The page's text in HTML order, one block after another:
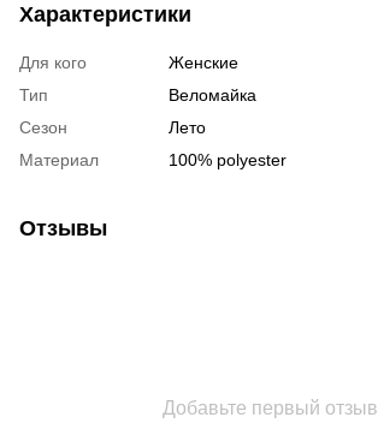
Характеристики
Для кого
Женские
Тип
Веломайка
Сезон
Лето
Материал
100% polyester
Отзывы
Добавьте первый отзыв